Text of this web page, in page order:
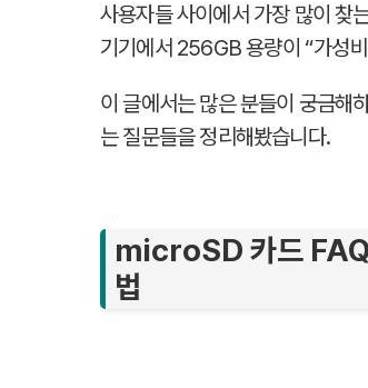
사용자들 사이에서 가장 많이 찾
기기에서 256GB 용량이 “가성
이 글에서는 많은 분들이 궁금해
는 질문들을 정리해봤습니다.
microSD 카드 FAQ
법